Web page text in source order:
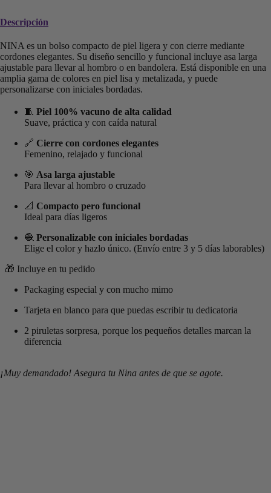
Descripción
NINA es un bolso compacto de piel ligera y con cierre mediante
cordones elegantes. Su diseño sencillo y funcional incluye asa larga
ajustable para llevar al hombro o en bandolera. Está disponible en una
amplia gama de colores en piel lisa y metalizada, y puede
personalizarse con iniciales bordadas.
🧵 Piel 100% vacuno de alta calidad
Suave, práctica y con caída natural
🔗 Cierre con cordones elegantes
Femenino, relajado y funcional
🎯 Asa larga ajustable
Para llevar al hombro o cruzado
📐 Compacto pero funcional
Ideal para días ligeros
🧶 Personalizable con iniciales bordadas
Elige el color y hazlo único. (Envío entre 3 y 5 días laborables)
🎁 Incluye en tu pedido
Packaging especial y con mucho mimo
Tarjeta en blanco para que puedas escribir tu dedicatoria
2 piruletas sorpresa, porque los pequeños detalles marcan la
diferencia
¡Muy demandado! Asegura tu Nina antes de que se agote.